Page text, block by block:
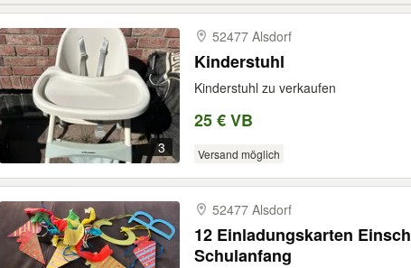
3
52477 Alsdorf
Kinderstuhl
Kinderstuhl zu verkaufen
25 € VB
Versand möglich
52477 Alsdorf
12 Einladungskarten
Schulanfang